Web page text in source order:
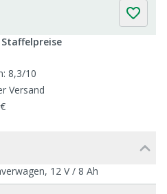
8,3/10
Versand
12 V / 8 Ah